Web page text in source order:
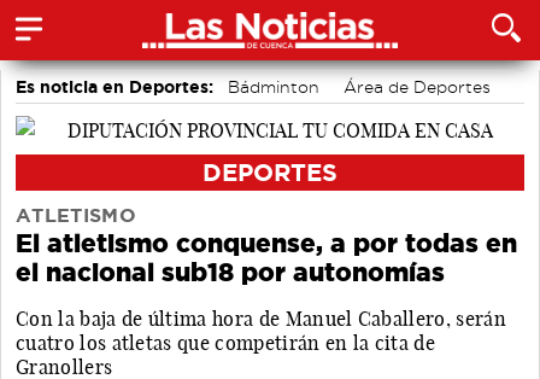
Es noticia en Deportes: Bádminton
Área de Deportes
Motor
DEPORTES
ATLETISMO
El atletismo conquense, a por todas en
el nacional sub18 por autonomías
Con la baja de última hora de Manuel Caballero, serán
cuatro los atletas que competirán en la cita de
Granollers